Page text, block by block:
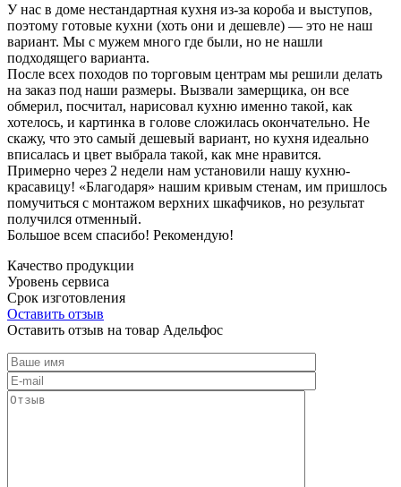
У нас в доме нестандартная кухня из-за короба и выступов,
поэтому готовые кухни (хоть они и дешевле) — это не наш
вариант. Мы с мужем много где были, но не нашли
подходящего варианта.
После всех походов по торговым центрам мы решили делать
на заказ под наши размеры. Вызвали замерщика, он все
обмерил, посчитал, нарисовал кухню именно такой, как
хотелось, и картинка в голове сложилась окончательно. Не
скажу, что это самый дешевый вариант, но кухня идеально
вписалась и цвет выбрала такой, как мне нравится.
Примерно через 2 недели нам установили нашу кухню-
красавицу! «Благодаря» нашим кривым стенам, им пришлось
помучиться с монтажом верхних шкафчиков, но результат
получился отменный.
Большое всем спасибо! Рекомендую!
Качество продукции
Уровень сервиса
Срок изготовления
Оставить отзыв
Оставить отзыв на товар Адельфос